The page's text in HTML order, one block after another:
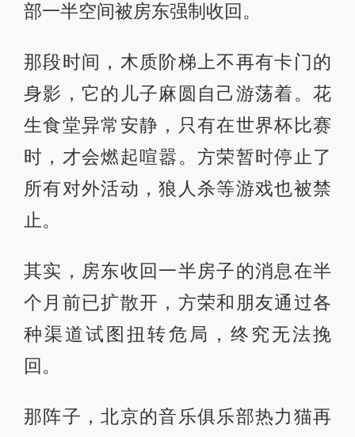
部一半空间被房东强制收回。
那段时间，木质阶梯上不再有卡门的
身影，它的儿子麻圆自己游荡着。花
生食堂异常安静，只有在世界杯比赛
时，才会燃起喧嚣。方荣暂时停止了
所有对外活动，狼人杀等游戏也被禁
止。
其实，房东收回一半房子的消息在半
个月前已扩散开，方荣和朋友通过各
种渠道试图扭转危局，终究无法挽
回。
那阵子，北京的音乐俱乐部热力猫再